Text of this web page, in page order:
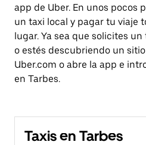
app de Uber. En unos pocos
un taxi local y pagar tu viaje
lugar. Ya sea que solicites
o estés descubriendo un
Uber.com o abre la app e
en Tarbes.
Taxis en Tarbes